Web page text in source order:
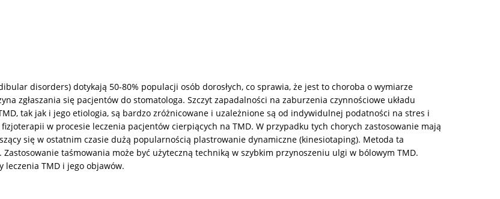
disorders) dotykają 50-80% populacji osób dorosłych, co sprawia, że jest to choroba o wymiarze
zgłaszania się pacjentów do stomatologa. Szczyt zapadalności na zaburzenia czynnościowe układu
tak jak i jego etiologia, są bardzo zróżnicowane i uzależnione są od indywidulnej podatności na stres i
w procesie leczenia pacjentów cierpiących na TMD. W przypadku tych chorych zastosowanie mają
się w ostatnim czasie dużą popularnością plastrowanie dynamiczne (kinesiotaping). Metoda ta
taśmowania może być użyteczną techniką w szybkim przynoszeniu ulgi w bólowym TMD.
leczenia TMD i jego objawów.